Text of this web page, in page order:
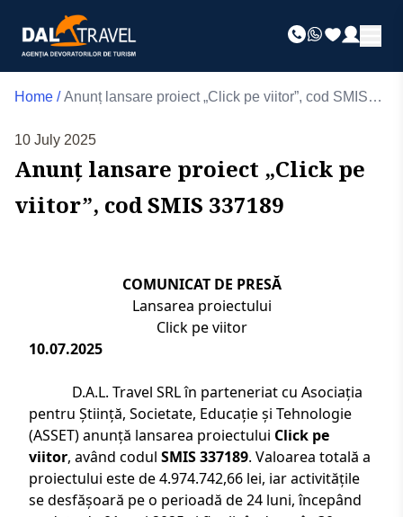
Home / Anunț lansare proiect „Click pe viitor”, cod SMIS
10 July 2025
Anunț lansare proiect „Click pe
viitor”, cod SMIS 337189
COMUNICAT DE PRESĂ
Lansarea proiectului
Click pe viitor
10.07.2025
D.A.L. Travel SRL în parteneriat cu Asociația
pentru Știință, Societate, Educație și Tehnologie
(ASSET) anunță lansarea proiectului Click pe
viitor, având codul SMIS 337189. Valoarea totală a
proiectului este de 4.974.742,66 lei, iar activitățile
se desfășoară pe o perioadă de 24 luni, începând